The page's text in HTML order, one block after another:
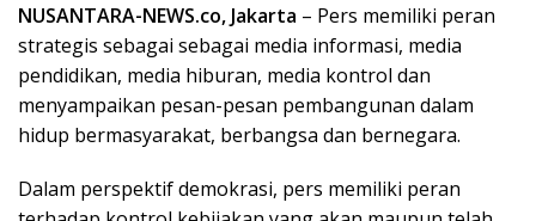
NUSANTARA-NEWS.co, Jakarta – Pers memiliki peran
strategis sebagai sebagai media informasi, media
pendidikan, media hiburan, media kontrol dan
menyampaikan pesan-pesan pembangunan dalam
hidup bermasyarakat, berbangsa dan bernegara.
Dalam perspektif demokrasi, pers memiliki peran